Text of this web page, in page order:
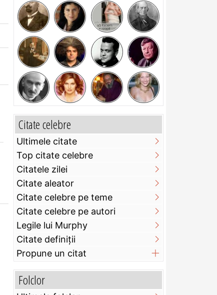
Citate celebre
Ultimele citate
Top citate celebre
Citatele zilei
Citate aleator
Citate celebre pe teme
Citate celebre pe autori
Legile lui Murphy
Citate definiţii
Propune un citat
Folclor